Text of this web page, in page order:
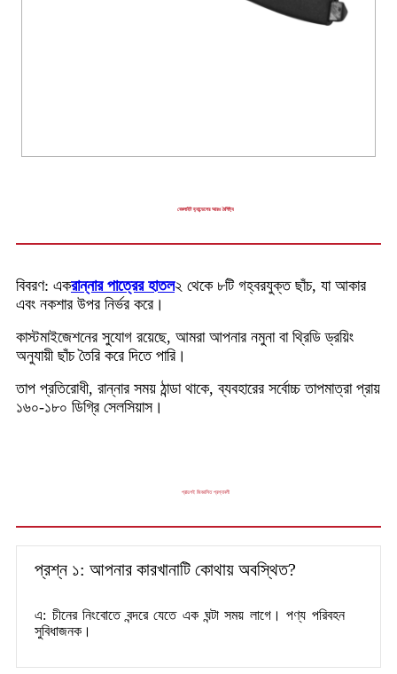
বেকলাইট হ্যান্ডেলের আরও বৈশিষ্ট্য
বিবরণ: একরান্নার পাত্রের হাতল২ থেকে ৮টি গহ্বরযুক্ত ছাঁচ, যা আকার
এবং নকশার উপর নির্ভর করে।
কাস্টমাইজেশনের সুযোগ রয়েছে, আমরা আপনার নমুনা বা থ্রিডি ড্রয়িং
অনুযায়ী ছাঁচ তৈরি করে দিতে পারি।
তাপ প্রতিরোধী, রান্নার সময় ঠান্ডা থাকে, ব্যবহারের সর্বোচ্চ তাপমাত্রা প্রায়
১৬০-১৮০ ডিগ্রি সেলসিয়াস।
প্রায়শই জিজ্ঞাসিত প্রশ্নাবলী
প্রশ্ন ১: আপনার কারখানাটি কোথায় অবস্থিত?
এ: চীনের নিংবোতে বন্দরে যেতে এক ঘন্টা সময় লাগে। পণ্য পরিবহন
সুবিধাজনক।